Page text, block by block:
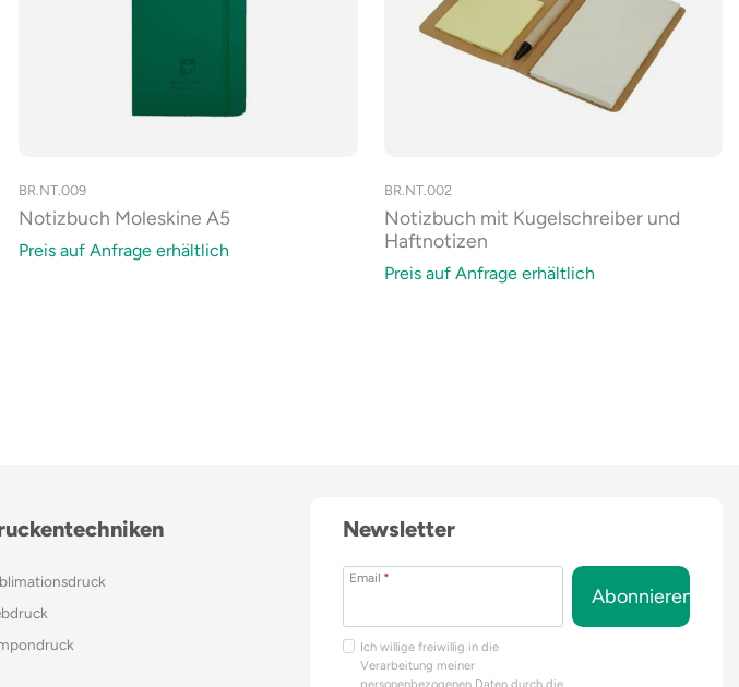
BR.NT.009
Notizbuch Moleskine A5
Preis auf Anfrage erhältlich
BR.NT.002
Notizbuch mit Kugelschreiber und
Haftnotizen
Preis auf Anfrage erhältlich
Newsletter
Email *
Ich willige freiwillig in die
Verarbeitung meiner
personenbezogenen Daten durch die
Abonnieren